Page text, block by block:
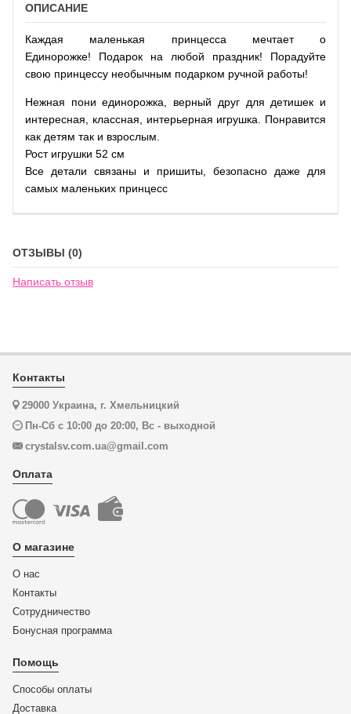
ОПИСАНИЕ
Каждая маленькая принцесса мечтает о
Единорожке! Подарок на любой праздник! Порадуйте
свою принцессу необычным подарком ручной работы!
Нежная пони единорожка, верный друг для детишек и
интересная, классная, интерьерная игрушка. Понравится
как детям так и взрослым.
Рост игрушки 52 см
Все детали связаны и пришиты, безопасно даже для
самых маленьких принцесс
ОТЗЫВЫ (0)
Написать отзыв
Контакты
29000 Украина, г. Хмельницкий
Пн-Сб с 10:00 до 20:00, Вс - выходной
crystalsv.com.ua@gmail.com
Оплата
О магазине
О нас
Контакты
Сотрудничество
Бонусная программа
Помощь
Способы оплаты
Доставка